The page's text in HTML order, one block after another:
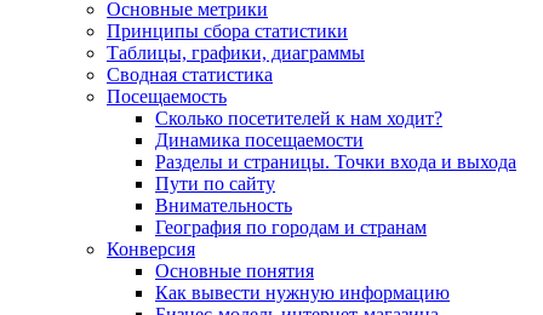
Основные метрики
Принципы сбора статистики
Таблицы, графики, диаграммы
Сводная статистика
Посещаемость
Сколько посетителей к нам ходит?
Динамика посещаемости
Разделы и страницы. Точки входа и выхода
Пути по сайту
Внимательность
География по городам и странам
Конверсия
Основные понятия
Как вывести нужную информацию